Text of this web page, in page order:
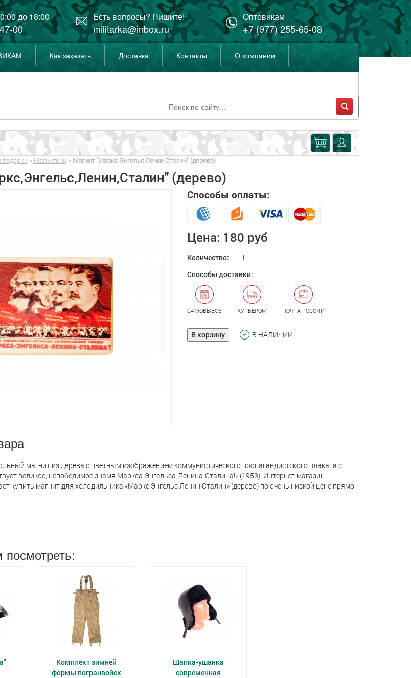
до 18:00
00
Есть вопросы? Пишите!
militarka@inbox.ru
Оптовикам
+7 (977) 255-65-08
Как заказать Доставка Контакты О компании
подарки » Магнитики » Магнит "Маркс,Энгельс,Ленин,Сталин" (дерево)
(дерево)
Способы оплаты:
Цена: 180 руб
Количество:
Способы доставки:
САМОВЫВОЗ КУРЬЕРОМ ПОЧТА РОССИИ
В корзину В НАЛИЧИИ
магнит из дерева с цветным изображением коммунистического пропагандистского плаката с
великое, непобедимое знамя Маркса-Энгельса-Ленина-Сталина!» (1953). Интернет магазин
кyпить магнит для холодильника «Маркс Энгельс Ленин Сталин» (дерево) по очень низкой цене прямо
Комплект зимней
формы погранвойск
Шапка-ушанка
современная